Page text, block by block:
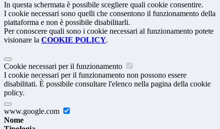
In questa schermata è possibile scegliere quali cookie consentire.
I cookie necessari sono quelli che consentono il funzionamento della
piattaforma e non è possibile disabilitarli.
Per conoscere quali sono i cookie necessari al funzionamento potete
visionare la COOKIE POLICY.
Cookie necessari per il funzionamento
I cookie necessari per il funzionamento non possono essere
disabilitati. È possibile consultare l'elenco nella pagina della cookie
policy.
www.google.com
Nome